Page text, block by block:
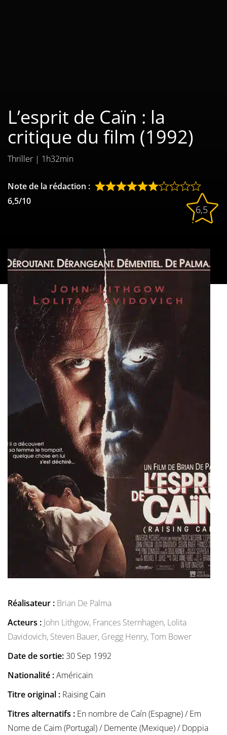
Les Dossiers
Les disparus
Les acteurs
Les actrices
L’esprit de Caïn : la
critique du film (1992)
Thriller | 1h32min
Note de la rédaction :
6,5/10
6,5
Réalisateur : Brian De Palma
Acteurs : John Lithgow, Frances Sternhagen, Lolita
Davidovich, Steven Bauer, Gregg Henry,Tom Bower
Date de sortie:30 Sep 1992
Nationalité :Américain
Titre original : Raising Cain
Titres alternatifs : En nombre de Caín (Espagne) / Em
Nome de Caim (Portugal) / Demente (Mexique) / Doppia